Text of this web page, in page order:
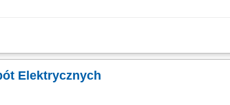
ziemnymi, żelbetowymi i stalowymi pod kątem jakości,
Elektrycznych